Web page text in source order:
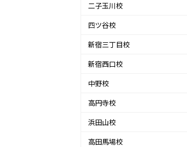
二子玉川校
四ツ谷校
新宿三丁目校
新宿西口校
中野校
高円寺校
浜田山校
高田馬場校